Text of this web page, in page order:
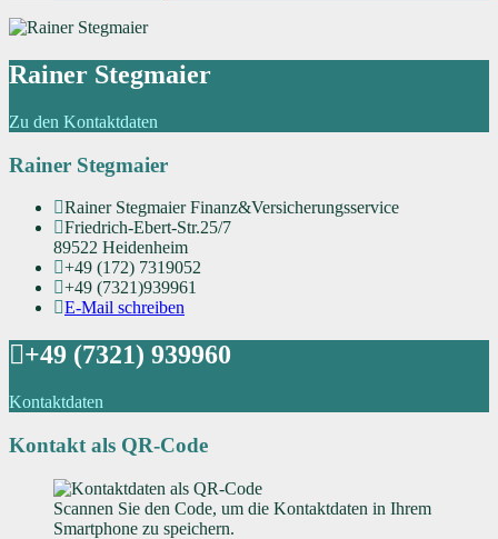
Rainer Stegmaier
Zu den Kontaktdaten
Rainer Stegmaier
Rainer Stegmaier Finanz&Versicherungsservice
Friedrich-Ebert-Str.25/7
89522 Heidenheim
+49 (172) 7319052
+49 (7321)939961
E-Mail schreiben
+49 (7321) 939960
Kontaktdaten
Kontakt als QR-Code
Scannen Sie den Code, um die Kontaktdaten in Ihrem
Smartphone zu speichern.